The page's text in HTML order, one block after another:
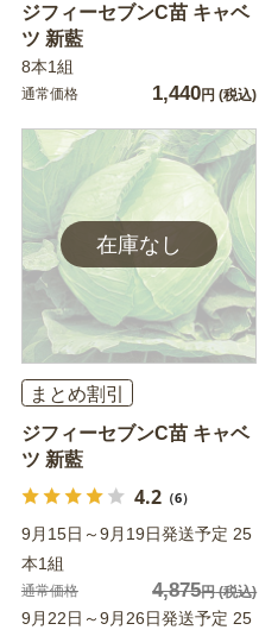
ジフィーセブンC苗 キャベ
ツ 新藍
8本1組
通常価格 1,440円 (税込)
まとめ割引
ジフィーセブンC苗 キャベ
ツ 新藍
4.2（6）
9月15日～9月19日発送予定 25
本1組
通常価格 4,875円(税込)
9月22日～9月26日発送予定 25